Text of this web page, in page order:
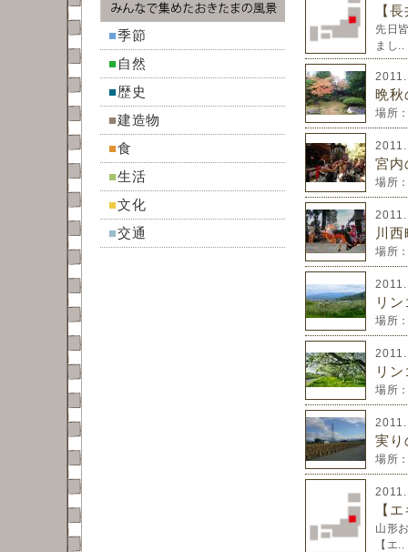
■季節
■自然
■歴史
■建造物
■食
■生活
■文化
■交通
【
先日
まし..
晩秋
場所
宮内
場所
川
場所
リ
場所
リ
場所
実り
場所
【
山形
【エ..